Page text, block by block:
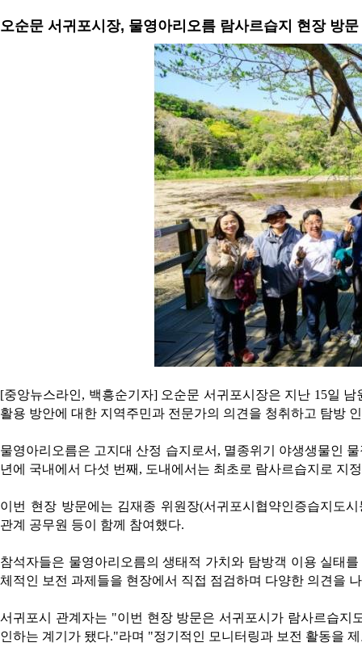
오순문 서귀포시장, 물영아리오름 람사르습지 현장 방문
[중앙뉴스라인, 백흥순기자] 오순문 서귀포시장은 지난 15일
활용 방안에 대한 지역주민과 전문가의 의견을 청취하고 탐방
물영아리오름은 고지대 산정 습지로서, 멸종위기 야생생물인
년에 국내에서 다섯 번째, 도내에서는 최초로 람사르습지로 지
이번 현장 방문에는 김재종 위원장(서귀포시협약인증습지도
관계 공무원 등이 함께 참여했다.
참석자들은 물영아리오름의 생태적 가치와 탐방객 이용 실태
체적인 보전 과제들을 현장에서 직접 점검하며 다양한 의견을
서귀포시 관계자는 "이번 현장 방문은 서귀포시가 람사르습
인하는 계기가 됐다."라며 "정기적인 모니터링과 보전 활동을